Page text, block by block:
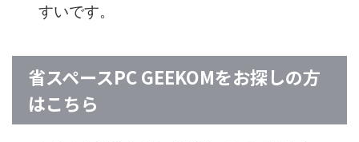
すいです。
省スペースPC GEEKOMをお探しの方
はこちら